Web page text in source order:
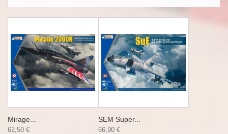
Mirage...
62,50 €
SEM Super...
66,90 €